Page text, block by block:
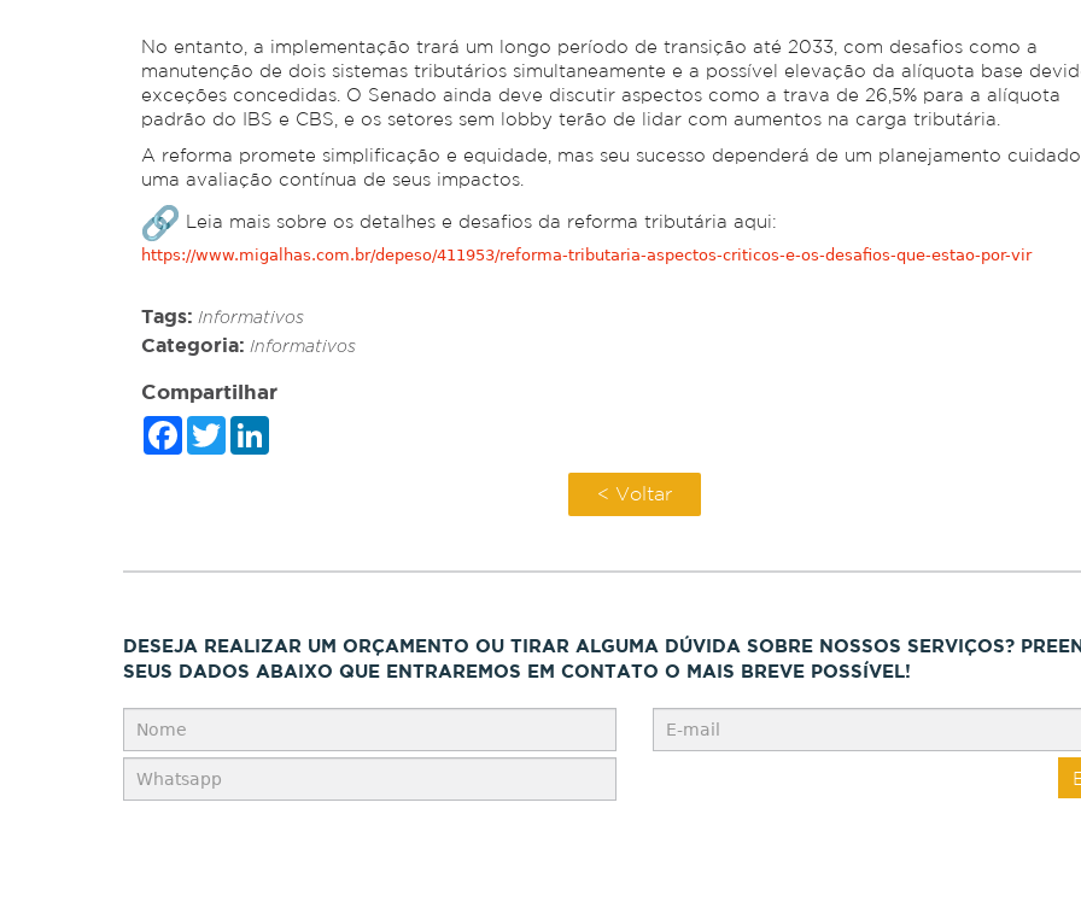
No entanto, a implementação trará um longo período de transição até 2033, com desafios como a
manutenção de dois sistemas tributários simultaneamente e a possível elevação da alíquota base
exceções concedidas. O Senado ainda deve discutir aspectos como a trava de 26,5% para a alíquota
padrão do IBS e CBS, e os setores sem lobby terão de lidar com aumentos na carga tributária.
A reforma promete simplificação e equidade, mas seu sucesso dependerá de um planejamento
uma avaliação contínua de seus impactos.
Leia mais sobre os detalhes e desafios da reforma tributária aqui:
https://www.migalhas.com.br/depeso/411953/reforma-tributaria-aspectos-criticos-e-os-desafios-que-estao-por-vir
Tags: Informativos
Categoria: Informativos
Compartilhar
FacebookTwitter
< Voltar
DESEJA REALIZAR UM ORÇAMENTO OU TIRAR ALGUMA DÚVIDA SOBRE NOSSOS SERVIÇOS?
SEUS DADOS ABAIXO QUE ENTRAREMOS EM CONTATO O MAIS BREVE POSSÍVEL!